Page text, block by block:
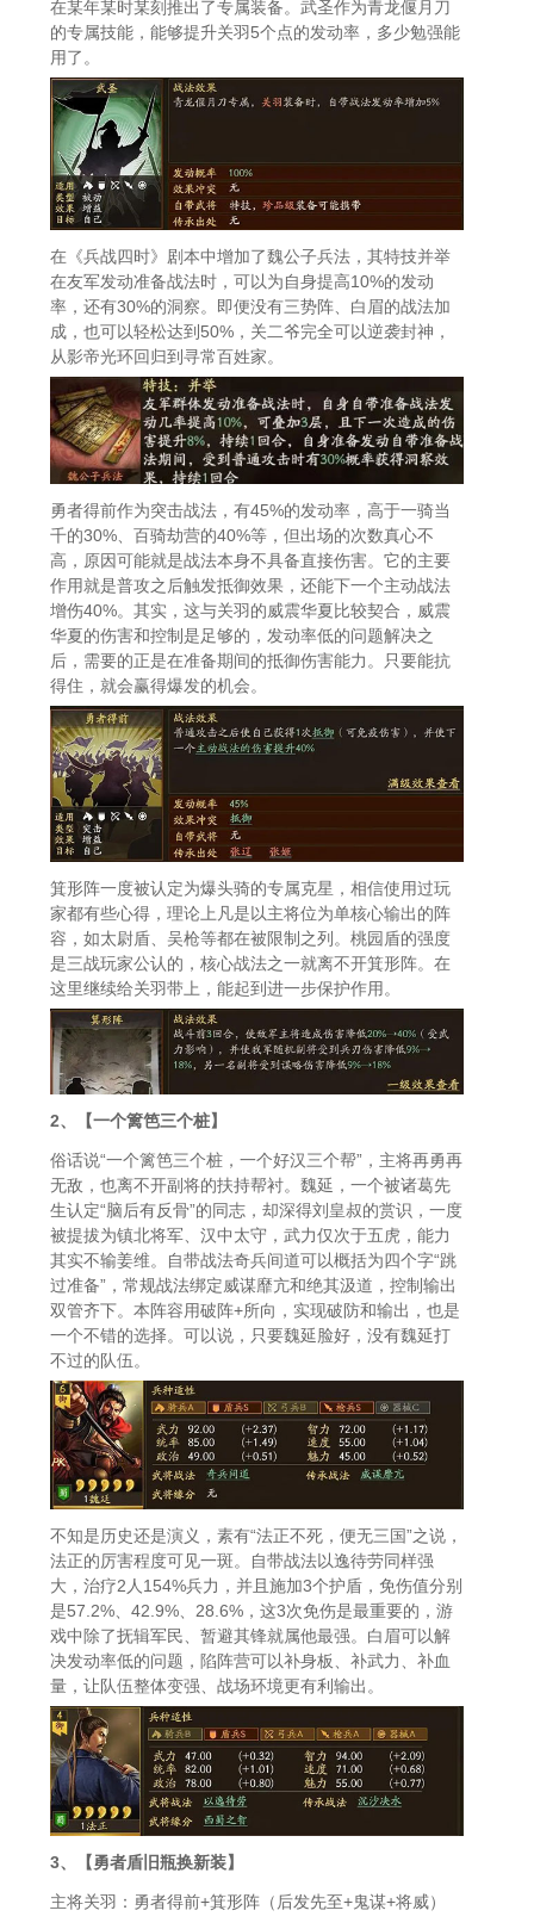
在某年某时某刻推出了专属装备。武圣作为青龙偃月刀
的专属技能，能够提升关羽5个点的发动率，多少勉强能
用了。
在《兵战四时》剧本中增加了魏公子兵法，其特技并举
在友军发动准备战法时，可以为自身提高10%的发动
率，还有30%的洞察。即便没有三势阵、白眉的战法加
成，也可以轻松达到50%，关二爷完全可以逆袭封神，
从影帝光环回归到寻常百姓家。
勇者得前作为突击战法，有45%的发动率，高于一骑当
千的30%、百骑劫营的40%等，但出场的次数真心不
高，原因可能就是战法本身不具备直接伤害。它的主要
作用就是普攻之后触发抵御效果，还能下一个主动战法
增伤40%。其实，这与关羽的威震华夏比较契合，威震
华夏的伤害和控制是足够的，发动率低的问题解决之
后，需要的正是在准备期间的抵御伤害能力。只要能抗
得住，就会赢得爆发的机会。
箕形阵一度被认定为爆头骑的专属克星，相信使用过玩
家都有些心得，理论上凡是以主将位为单核心输出的阵
容，如太尉盾、吴枪等都在被限制之列。桃园盾的强度
是三战玩家公认的，核心战法之一就离不开箕形阵。在
这里继续给关羽带上，能起到进一步保护作用。
2、【一个篱笆三个桩】
俗话说“一个篱笆三个桩，一个好汉三个帮”，主将再勇再
无敌，也离不开副将的扶持帮衬。魏延，一个被诸葛先
生认定“脑后有反骨”的同志，却深得刘皇叔的赏识，一度
被提拔为镇北将军、汉中太守，武力仅次于五虎，能力
其实不输姜维。自带战法奇兵间道可以概括为四个字“跳
过准备”，常规战法绑定威谋靡亢和绝其汲道，控制输出
双管齐下。本阵容用破阵+所向，实现破防和输出，也是
一个不错的选择。可以说，只要魏延脸好，没有魏延打
不过的队伍。
不知是历史还是演义，素有“法正不死，便无三国”之说，
法正的厉害程度可见一斑。自带战法以逸待劳同样强
大，治疗2人154%兵力，并且施加3个护盾，免伤值分别
是57.2%、42.9%、28.6%，这3次免伤是最重要的，游
戏中除了抚辑军民、暂避其锋就属他最强。白眉可以解
决发动率低的问题，陷阵营可以补身板、补武力、补血
量，让队伍整体变强、战场环境更有利输出。
3、【勇者盾旧瓶换新装】
主将关羽：勇者得前+箕形阵（后发先至+鬼谋+将威）